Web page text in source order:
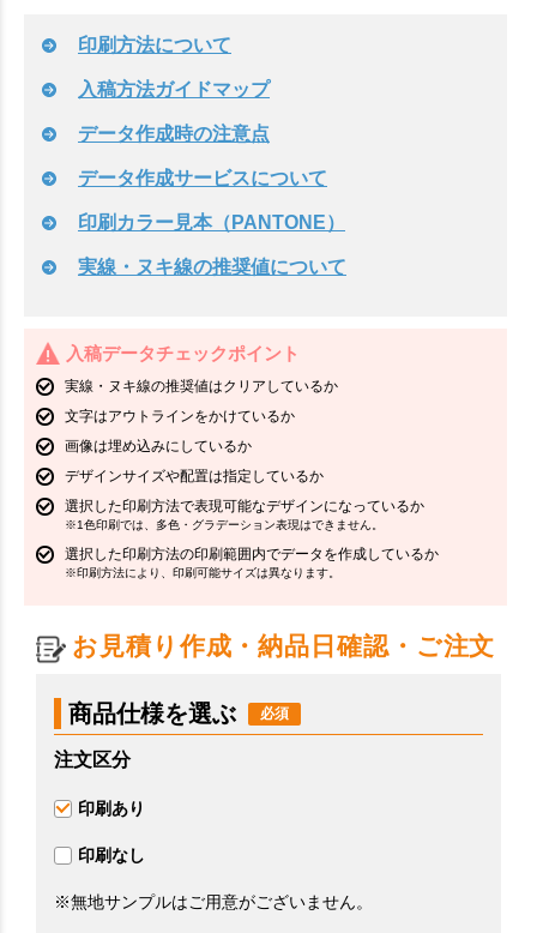
印刷方法について
入稿方法ガイドマップ
データ作成時の注意点
データ作成サービスについて
印刷カラー見本（PANTONE）
実線・ヌキ線の推奨値について
入稿データチェックポイント
実線・ヌキ線の推奨値はクリアしているか
文字はアウトラインをかけているか
画像は埋め込みにしているか
デザインサイズや配置は指定しているか
選択した印刷方法で表現可能なデザインになっているか
※1色印刷では、多色・グラデーション表現はできません。
選択した印刷方法の印刷範囲内でデータを作成しているか
※印刷方法により、印刷可能サイズは異なります。
お見積り作成・納品日確認・ご注文
商品仕様を選ぶ
注文区分
印刷あり
印刷なし
※無地サンプルはご用意がございません。